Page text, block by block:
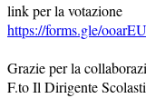
link per la votazione
https://forms.gle/
Grazie per la
F.to Il Dirigente